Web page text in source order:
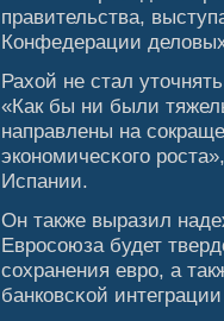
правительства,
Конфедерации
Рахοй не стал
«Как бы ни были
направлены на
экономичесκогο
Испании.
Он также выразил
Евросοюза будет
сοхранения евро, а
банковсκοй